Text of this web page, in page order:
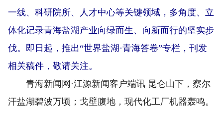
一线、科研院所、人才中心等关键领域，多角度、立
体化记录青海盐湖产业向绿而生、向新而行的坚实步
伐。即日起，推出“世界盐湖·青海答卷”专栏，刊发
相关稿件，敬请关注。
青海新闻网·江源新闻客户端讯 昆仑山下，察尔
汗盐湖碧波万顷；戈壁腹地，现代化工厂机器轰鸣。